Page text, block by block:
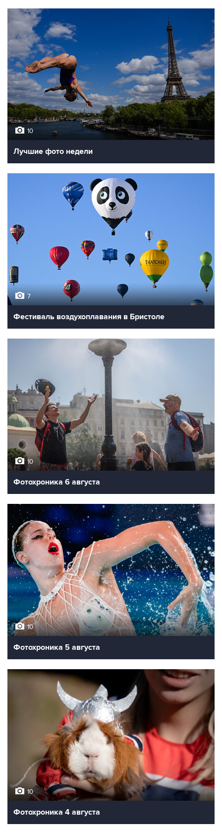
10
Лучшие фото недели
7
Фестиваль воздухоплавания в Бристоле
10
Фотохроника 6 августа
10
Фотохроника 5 августа
10
Фотохроника 4 августа